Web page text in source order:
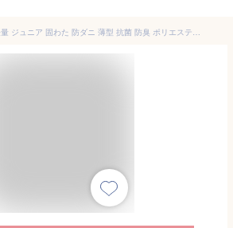
敷き布団 洗える 軽量 ジュニア 固わた 防ダニ 薄型 抗菌 防臭 ポリエステル 固芯入 帝人 コンパクト キッズ 子供用 ふとん 日本製 寝具 六つ折り 敷布団 送料無料 マットレス 敷きパッド 眠り姫